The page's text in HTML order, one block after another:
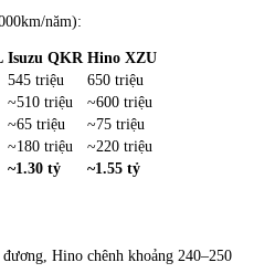
năm):
Isuzu QKR Hino XZU
545 triệu
650 triệu
~510 triệu
~600 triệu
~65 triệu
~75 triệu
~180 triệu
~220 triệu
~1.30 tỷ ~1.55 tỷ
Hino chênh khoảng 240–250